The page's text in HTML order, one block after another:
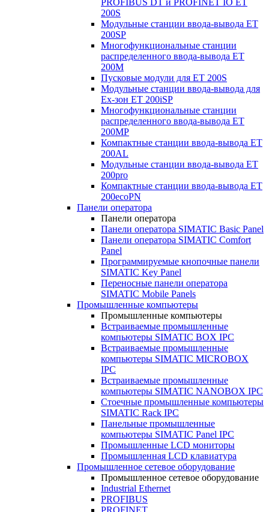
PROFIBUS DT и PROFINET IO ET
200S
Модульные станции ввода-вывода ET
200SP
Многофункциональные станции
распределенного ввода-вывода ET
200M
Пусковые модули для ET 200S
Модульные станции ввода-вывода для
Ex-зон ET 200iSP
Многофункциональные станции
распределенного ввода-вывода ET
200MP
Компактные станции ввода-вывода ET
200AL
Модульные станции ввода-вывода ET
200pro
Компактные станции ввода-вывода ET
200ecoPN
Панели оператора
Панели оператора
Панели оператора SIMATIC Basic Panel
Панели оператора SIMATIC Comfort
Panel
Программируемые кнопочные панели
SIMATIC Key Panel
Переносные панели оператора
SIMATIC Mobile Panels
Промышленные компьютеры
Промышленные компьютеры
Встраиваемые промышленные
компьютеры SIMATIC BOX IPC
Встраиваемые промышленные
компьютеры SIMATIC MICROBOX
IPC
Встраиваемые промышленные
компьютеры SIMATIC NANOBOX IPC
Стоечные промышленные компьютеры
SIMATIC Rack IPC
Панельные промышленные
компьютеры SIMATIC Panel IPC
Промышленные LCD мониторы
Промышленная LCD клавиатура
Промышленное сетевое оборудование
Промышленное сетевое оборудование
Industrial Ethernet
PROFIBUS
PROFINET